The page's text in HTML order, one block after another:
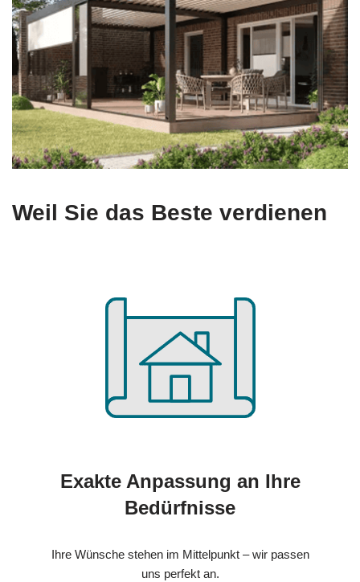
Weil Sie das Beste verdienen
Exakte Anpassung an Ihre
Bedürfnisse
Ihre Wünsche stehen im Mittelpunkt – wir passen
uns perfekt an.